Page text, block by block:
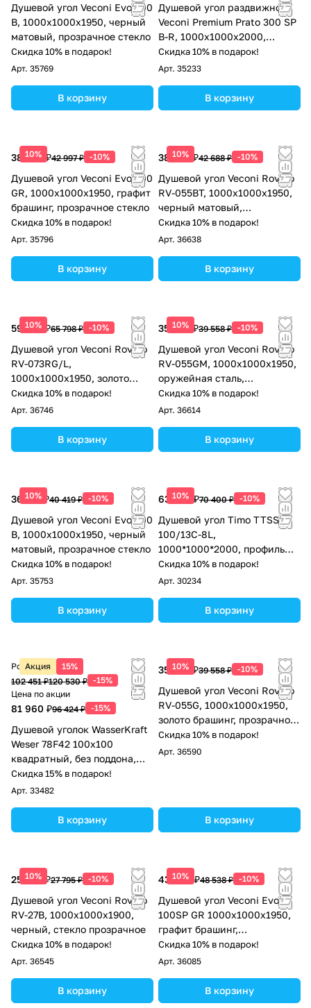
Душевой угол Veconi Evo 300
B, 1000х1000x1950, черный
матовый, прозрачное стекло
Скидка 10% в подарок!
Арт. 35769
В корзину
Душевой угол раздвижной
Veconi Premium Prato 300 SP
B-R, 1000х1000x2000,
черный матовый, стекло
прозрачное
Скидка 10% в подарок!
Арт. 35233
В корзину
10%
38 697 ₽42 997 ₽ -10%
Душевой угол Veconi Evo 300
GR, 1000х1000x1950, графит
брашинг, прозрачное стекло
Скидка 10% в подарок!
Арт. 35796
В корзину
10%
38 419 ₽42 688 ₽ -10%
Душевой угол Veconi Rovigo
RV-055BT, 1000х1000х1950,
черный матовый,
тонированное стекло
Скидка 10% в подарок!
Арт. 36638
В корзину
10%
59 218 ₽65 798 ₽ -10%
Душевой угол Veconi Rovigo
RV-073RG/L,
1000х1000х1950, золото
брашинг, стекло дождь
Скидка 10% в подарок!
Арт. 36746
В корзину
10%
35 602 ₽39 558 ₽ -10%
Душевой угол Veconi Rovigo
RV-055GM, 1000х1000х1950,
оружейная сталь,
прозрачное стекло
Скидка 10% в подарок!
Арт. 36614
В корзину
10%
36 377 ₽40 419 ₽ -10%
Душевой угол Veconi Evo 200
B, 1000х1000x1950, черный
матовый, прозрачное стекло
Скидка 10% в подарок!
Арт. 35753
В корзину
10%
63 360 ₽70 400 ₽ -10%
Душевой угол Timo TTSS-
100/13C-8L,
1000*1000*2000, профиль
никель, стекло прозрачное 8
мм
Скидка 10% в подарок!
Арт. 30234
В корзину
Акция 15%
Розничная цена
102 451 ₽120 530 ₽ -15%
Цена по акции
81 960 ₽96 424 ₽ -15%
Душевой уголок WasserKraft
Weser 78F42 100х100
квадратный, без поддона,
прозрачное стекло,
серебристый
Скидка 15% в подарок!
Арт. 33482
В корзину
10%
35 602 ₽39 558 ₽ -10%
Душевой угол Veconi Rovigo
RV-055G, 1000х1000х1950,
золото брашинг, прозрачное
стекло
Скидка 10% в подарок!
Арт. 36590
В корзину
10%
25 016 ₽27 795 ₽ -10%
Душевой угол Veconi Rovigo
RV-27B, 1000х1000х1900,
черный, стекло прозрачное
Скидка 10% в подарок!
Арт. 36545
В корзину
10%
43 684 ₽48 538 ₽ -10%
Душевой угол Veconi Evo
100SP GR 1000х1000x1950,
графит брашинг,
тонированное стекло
Скидка 10% в подарок!
Арт. 36085
В корзину